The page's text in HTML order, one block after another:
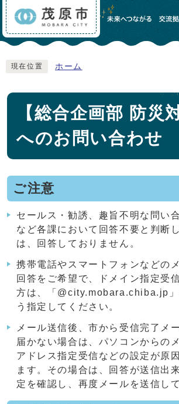
現在位置 ホーム
【総合企画部 防災
へのお問い合わせ
ご注意
セールス・勧誘、趣旨不明な問い
など各課において回答不要と判断
は、回答しておりません。
携帯電話やスマートフォンなどの
回答をご希望で、ドメイン指定受
方は、「@city.mobara.chiba.jp」
う指定してください。
メール送信後、市から受信完了メ
届かない場合は、パソコンからの
アドレス指定受信などの設定が原
ます。その場合は、回答が送信出
定を確認し、再度メールを送信し